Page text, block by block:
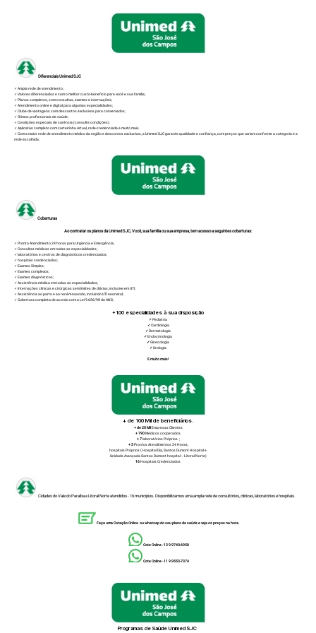
Diferenciais Unimed SJC
✓ Ampla rede de atendimento;
✓ Valores diferenciados e com o melhor custo-benefício para você e sua família;
✓ Planos completos, com consultas, exames e internações;
✓ Atendimento online e digital para algumas especialidades;
✓ Clube de vantagens com descontos exclusivos para conveniados;
✓ Ótimos profissionais de saúde;
✓ Condições especiais de carência (consulte condições).
✓ Aplicativo completo com carteirinha virtual, rede-credenciada e muito mais.
✓ Com a maior rede de atendimento médico da região e descontos exclusivos, a Unimed SJC garante qualidade e confiança, com preços que variam conforme a categoria e a
rede escolhida.
Coberturas
Ao contratar os planos da Unimed SJC, Você, sua família ou sua empresa, tem acesso a seguintes coberturas:
✓ Pronto Atendimento 24 horas para Urgência e Emergência;
✓ Consultas médicas em todas as especialidades;
✓ laboratórios e centros de diagnósticos credenciados;
✓ hospitais credenciados;
✓ Exames Simples;
✓ Exames complexos;
✓ Exames diagnósticos;
✓ Assistência médica em todas as especialidades;
✓ Internações clínicas e cirúrgicas sem limites de diárias, inclusive em UTI;
✓ Assistência ao parto e ao recém-nascido, incluindo UTI neonatal;
✓ Cobertura completa de acordo com a Lei 9.656/98 da ANS;
+100 especialidades à sua disposição
✓Pediatria
✓Cardiologia
✓Dermatologia
✓Endocrinologia
✓Ginecologia
✓Urologia
E muito mais!
+ de 100 Mil de beneficiários.
+ de 20 MilEmpresas Clientes
+ 790Médicos cooperados.
+ 7laboratórios Próprios. ;
+ 3Prontos Atendimentos 24 Horas;
hospitais Próprios ( Hospital Dia, Santos Dumont Hospital e
Unidade Avançada Santos Dumont hospital – Litoral Norte)
16Hospitais Credenciados
Cidades do Vale do Paraíba e Litoral Norte atendidos - 16 municípios. Disponibilizamos uma ampla rede de consultórios, clínicas, laboratórios e hospitais.
Faça uma Cotação Online ou whatsap do seu plano de saúde e veja os preços na hora.
Cote Online - 12 9.9740-6958
Cote Online - 11 9.9553-7374
Programas de Saúde Unimed SJC